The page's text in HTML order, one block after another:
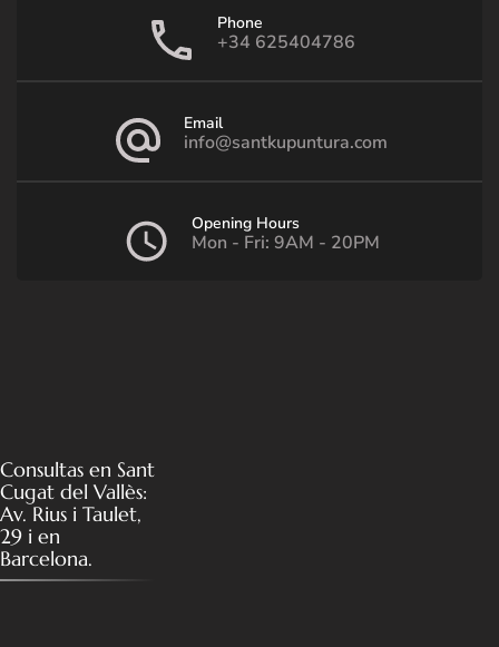
Phone
+34 625404786
Email
info@santkupuntura.com
Opening Hours
Mon - Fri: 9AM - 20PM
Consultas en Sant
Cugat del Vallès:
Av. Rius i Taulet,
29 i en
Barcelona.